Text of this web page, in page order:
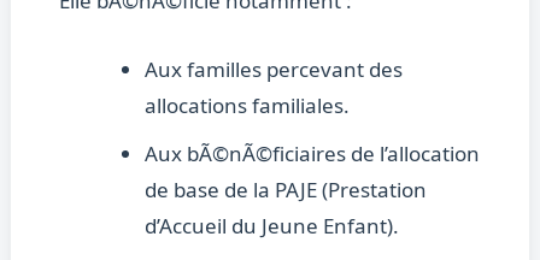
Aux familles percevant des
allocations familiales.
Aux bÃ©nÃ©ficiaires de l’allocation
de base de la PAJE (Prestation
d’Accueil du Jeune Enfant).